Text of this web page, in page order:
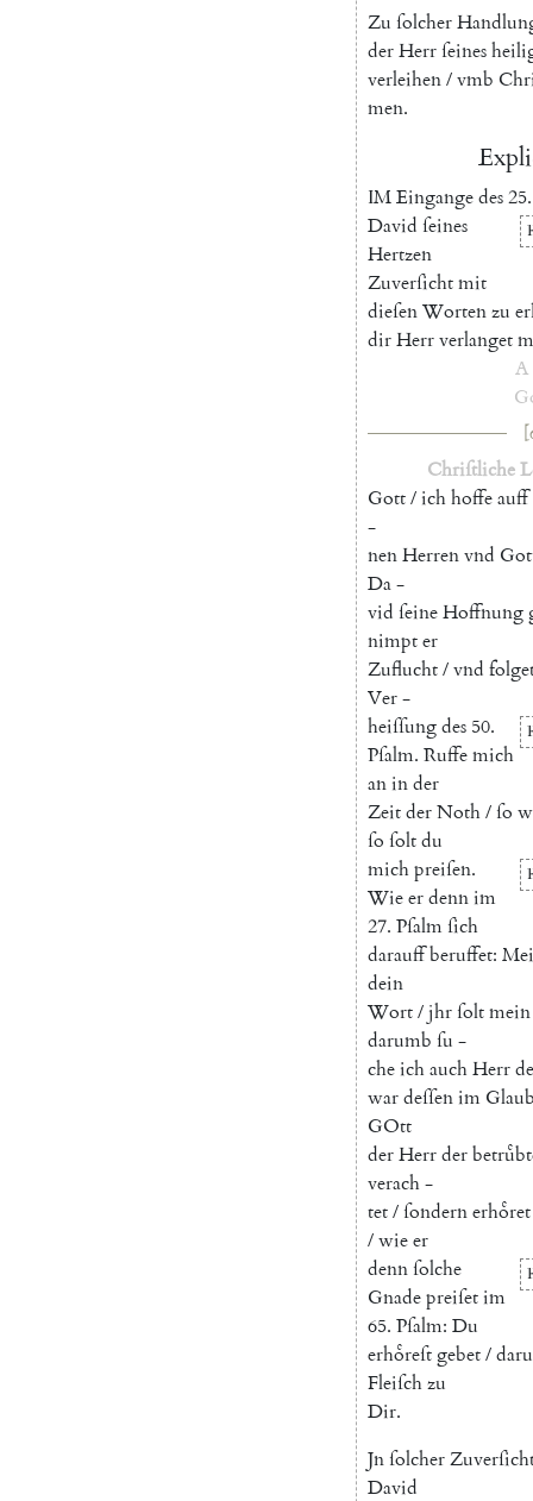
Zu ſolcher
derHerrſeines
verleihen/vmb
men.
IMEingangedes25.
David ſeines
Hertzen
Zuverſichtmit
dieſenWortenzu
dirHerrverlanget
A
Chriſtliche
Gott/ichhoffeauff
-
nenHerrenvnd
Da-
vid ſeineHoffnung
nimpter
Zuflucht/vnd
Ver-
heiſſungdes 50.
Pſalm. Ruffemich
aninder
ZeitderNoth/ſo
ſo ſoltdu
michpreiſen.
Wieerdennim
27. Pſalmſich
darauffberuffet:
dein
Wort/jhrſoltmein
darumb ſu -
cheichauchHerr
wardeſſenim
GOtt
derHerrder
verach-
tet/ſondernerhoͤret
/wieer
dennſolche
Gnadepreiſetim
65. Pſalm: Du
erhoͤreſtgebet/
Fleiſchzu
Dir.
Jnſolcher
David